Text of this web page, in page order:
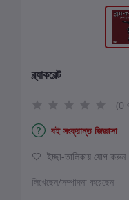
ব্ল্যাকবেল্ট
(0
বই সংক্রান্ত জিজ্ঞাসা
ইচ্ছা-তালিকায় যোগ করুন
লিখেছেন/সম্পাদনা করেছেন